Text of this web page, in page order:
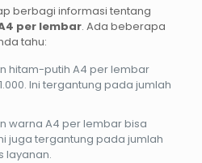
berbagi informasi tentang
per lembar. Ada beberapa
tahu:
hitam-putih A4 per lembar
Ini tergantung pada jumlah
warna A4 per lembar bisa
juga tergantung pada jumlah
layanan.